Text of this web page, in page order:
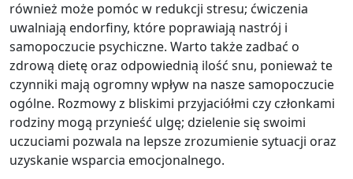
również może pomóc w redukcji stresu; ćwiczenia
uwalniają endorfiny, które poprawiają nastrój i
samopoczucie psychiczne. Warto także zadbać o
zdrową dietę oraz odpowiednią ilość snu, ponieważ te
czynniki mają ogromny wpływ na nasze samopoczucie
ogólne. Rozmowy z bliskimi przyjaciółmi czy członkami
rodziny mogą przynieść ulgę; dzielenie się swoimi
uczuciami pozwala na lepsze zrozumienie sytuacji oraz
uzyskanie wsparcia emocjonalnego.